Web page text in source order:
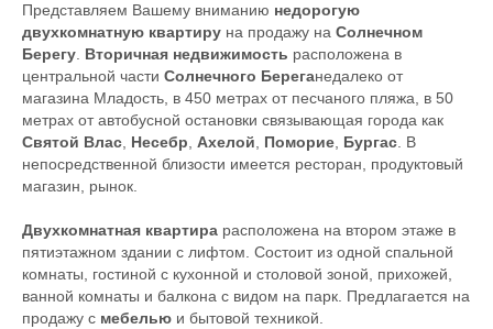
Представляем Вашему вниманию недорогую
двухкомнатную квартиру на продажу на Солнечном
Берегу. Вторичная недвижимость расположена в
центральной части Солнечного Береганедалеко от
магазина Младость, в 450 метрах от песчаного пляжа, в 50
метрах от автобусной остановки связывающая города как
Святой Влас, Несебр, Ахелой, Поморие, Бургас. В
непосредственной близости имеется ресторан, продуктовый
магазин, рынок.
Двухкомнатная квартира расположена на втором этаже в
пятиэтажном здании с лифтом. Состоит из одной спальной
комнаты, гостиной с кухонной и столовой зоной, прихожей,
ванной комнаты и балкона с видом на парк. Предлагается на
продажу с мебелью и бытовой техникой.